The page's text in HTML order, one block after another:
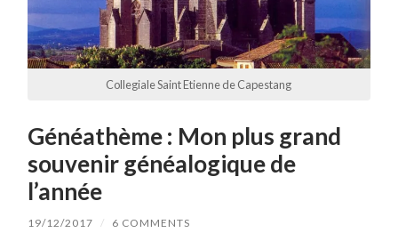
Collegiale Saint Etienne de Capestang
Généathème : Mon plus grand
souvenir généalogique de
l’année
19/12/2017 / 6 COMMENTS